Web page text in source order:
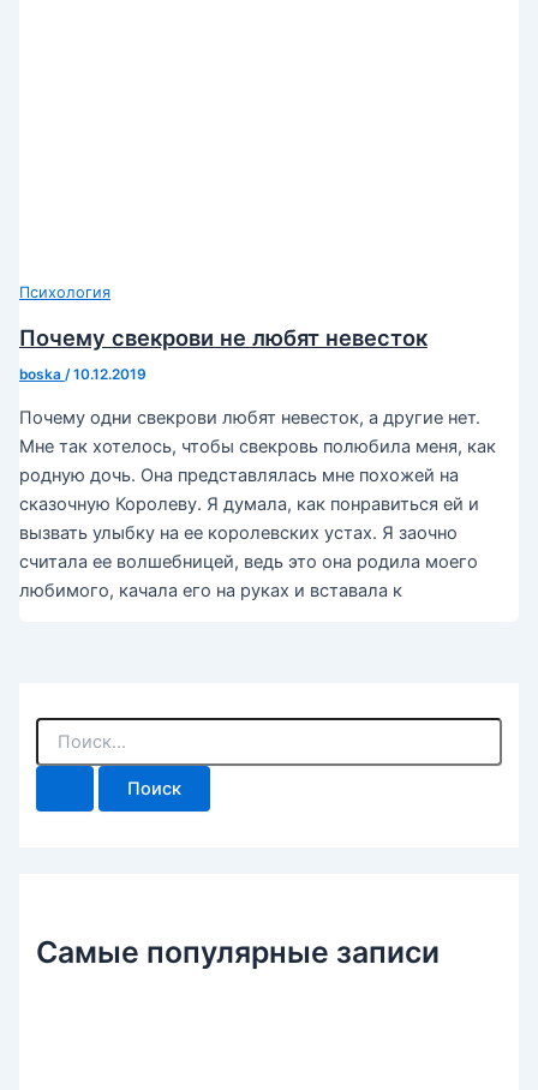
Психология
Почему свекрови не любят невесток
boska /10.12.2019
Почему одни свекрови любят невесток, а другие нет.
Мне так хотелось, чтобы свекровь полюбила меня, как
родную дочь. Она представлялась мне похожей на
сказочную Королеву. Я думала, как понравиться ей и
вызвать улыбку на ее королевских устах. Я заочно
считала ее волшебницей, ведь это она родила моего
любимого, качала его на руках и вставала к
П
Самые популярные записи